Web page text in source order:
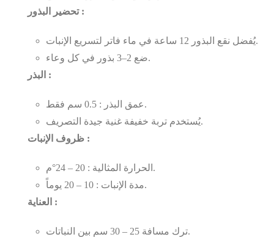
تحضير البذور :
يُفضل نقع البذور 12 ساعة في ماء فاتر لتسريع الإنبات.
ضع 2–3 بذور في كل وعاء.
البذر :
عمق البذر : 0.5 سم فقط.
يُستخدم تربة خفيفة غنية جيدة التصريف.
ظروف الإنبات :
الحرارة المثالية : 20 – 24°م.
مدة الإنبات : 10 – 20 يوماً.
العناية :
ترك مسافة 25 – 30 سم بين النباتات.